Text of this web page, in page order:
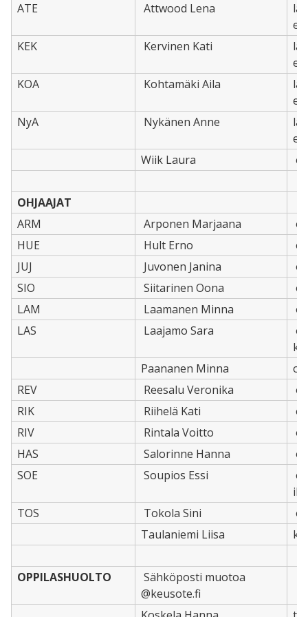
ATE Attwood Lena
KEK
Kervinen Kati
KOA
Kohtamäki Aila
NyA
Nykänen Anne
Wiik Laura
OHJAAJAT
ARM
Arponen Marjaana
HUE
Hult Erno
JUJ
Juvonen Janina
SIO
Siitarinen Oona
LAM
Laamanen Minna
LAS
Laajamo Sara
Paananen Minna
REV
Reesalu Veronika
RIK
Riihelä Kati
RIV
Rintala Voitto
HAS
Salorinne Hanna
SOE
Soupios Essi
TOS
Tokola Sini
Taulaniemi Liisa
OPPILASHUOLTO
Sähköposti muotoa
@keusote.fi